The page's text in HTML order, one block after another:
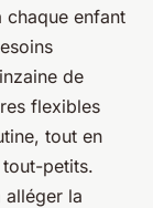
chaque enfant
de
flexibles
tout en
tout-petits.
alléger la